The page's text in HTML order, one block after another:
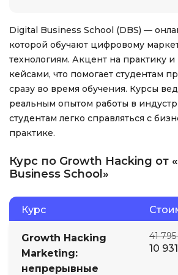
Digital Business School (DBS) —
которой обучают цифровому
технологиям. Акцент на практику
кейсами, что помогает студентам
сразу во время обучения. Курсы
реальным опытом работы в
студентам легко справляться с
практике.
Курс по Growth Hacking от
Business School»
Курс
Growth Hacking
Marketing:
непрерывные
41
10